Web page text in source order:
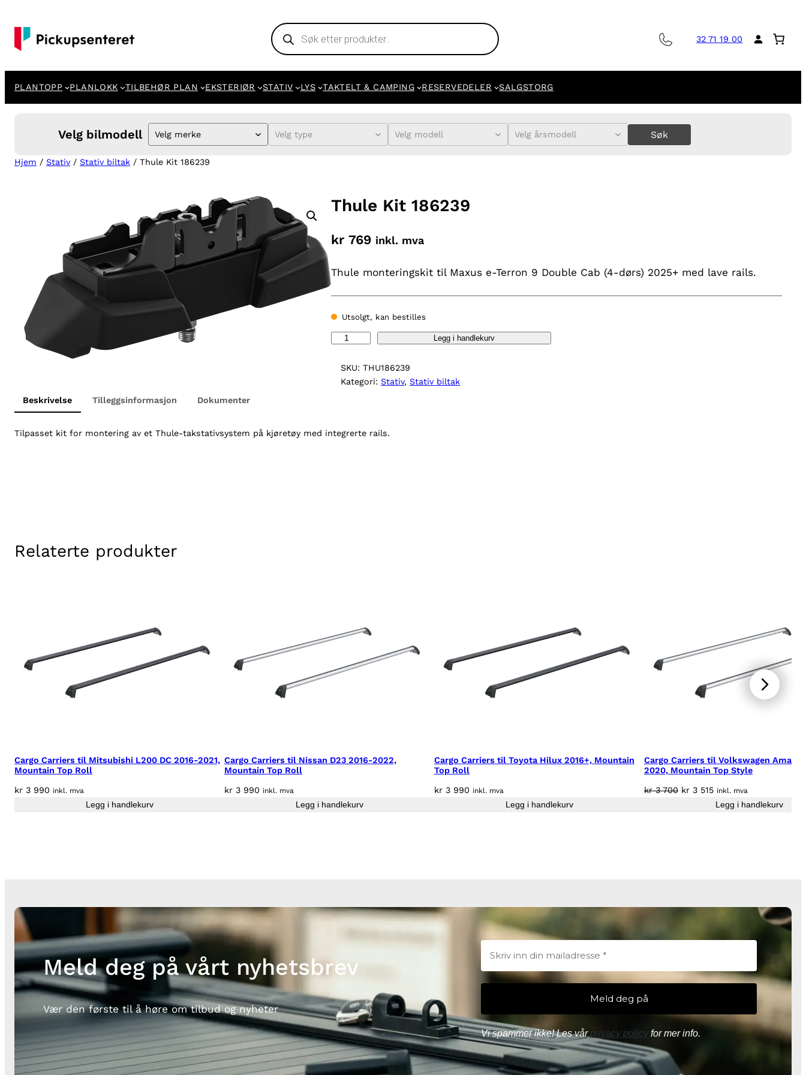
innhold
Products
search
32 71 19 00
PLANTOPP PLANLOKK TILBEHØR PLAN EKSTERIØR STATIV LYS TAKTELT & CAMPING RESERVEDELER SALGSTORG
Velg bilmodell Velg merke Velg type Velg modell Velg årsmodell Søk
Hjem / Stativ / Stativ biltak / Thule Kit 186239
Thule Kit 186239
kr 769 inkl. mva
Thule monteringskit til Maxus e-Terron 9 Double Cab (4-dørs) 2025+ med lave rails.
Utsolgt, kan bestilles
t
Legg i handlekurv
SKU: THU186239
Kategori: Stativ, Stativ biltak
Beskrivelse
Tilleggsinformasjon Dokumenter
Tilpasset kit for montering av et Thule-takstativsystem på kjøretøy med integrerte rails.
Relaterte produkter
Cargo Carriers til Mitsubishi L200 DC 2016-2021,
Mountain Top Roll
kr 3 990 inkl. mva
Legg i handlekurv
Cargo Carriers til Nissan D23 2016-2022,
Mountain Top Roll
kr 3 990 inkl. mva
Legg i handlekurv
Cargo Carriers til Toyota Hilux 2016+, Mountain
Top Roll
kr 3 990 inkl. mva
Legg i handlekurv
Cargo Carriers til Volkswagen
2020, Mountain Top Style
kr3 700 Opprinnelig
kr 3 515Nåværende
pris
inkl. mva
Legg i handlekurv
Meld deg på vårt nyhetsbrev
Vær den første til å høre om tilbud og nyheter
Vi spammer ikke! Les vårprivacy policyfor mer info.